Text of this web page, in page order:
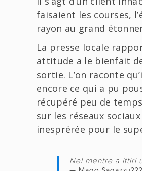
faisaient les courses,
rayon au grand
La presse locale
attitude a le bienfait
sortie. L’on raconte
encore ce qui a pu
récupéré peu de
sur les réseaux
inesprérée pour le
Nel mentre a Ittiri